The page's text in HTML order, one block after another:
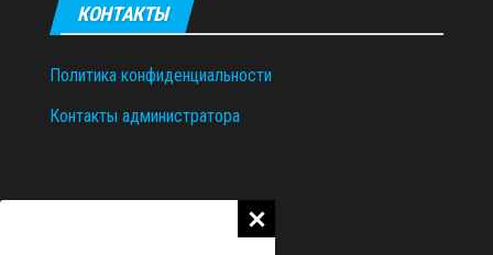
КОНТАКТЫ
Политика конфиденциальности
Контакты администратора